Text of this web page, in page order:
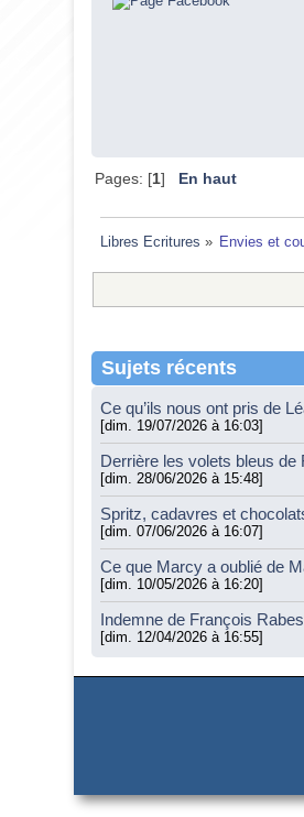
Pages: [1]
En haut
Libres Ecritures » Envies et
Sujets récents
Ce qu’ils nous ont pris de
[dim. 19/07/2026 à 16:03]
Derrière les volets bleus de
[dim. 28/06/2026 à 15:48]
Spritz, cadavres et
[dim. 07/06/2026 à 16:07]
Ce que Marcy a oublié de
[dim. 10/05/2026 à 16:20]
Indemne de François
[dim. 12/04/2026 à 16:55]